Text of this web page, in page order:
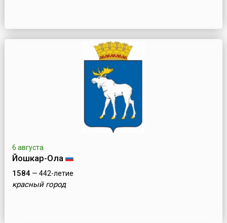
6 августа
Йошкар-Ола
1584— 442-летие
красный город